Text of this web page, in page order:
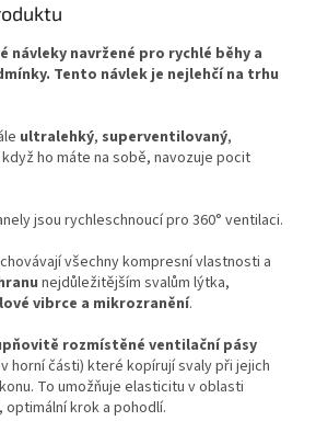
návleky navržené pro rychlé běhy a
Tento návlek je nejlehčí na trhu
ultralehký, superventilovaný,
když ho máte na sobě, navozuje pocit
jsou rychleschnoucí pro 360° ventilaci.
všechny kompresní vlastnosti a
nejdůležitějším svalům lýtka,
vibrce a mikrozranění.
rozmístěné ventilační pásy
horní části) které kopírují svaly při jejich
To umožňuje elasticitu v oblasti
krok a pohodlí.